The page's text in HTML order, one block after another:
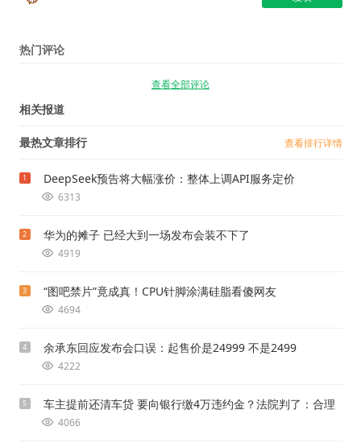
热门评论
查看全部评论
相关报道
最热文章排行 查看排行详情
1 DeepSeek预告将大幅涨价：整体上调API服务定价
6313
2 华为的摊子 已经大到一场发布会装不下了
4919
3 “图吧禁片”竟成真！CPU针脚涂满硅脂看傻网友
4694
4 余承东回应发布会口误：起售价是24999 不是2499
4222
5 车主提前还清车贷 要向银行缴4万违约金？法院判了：合理
4066